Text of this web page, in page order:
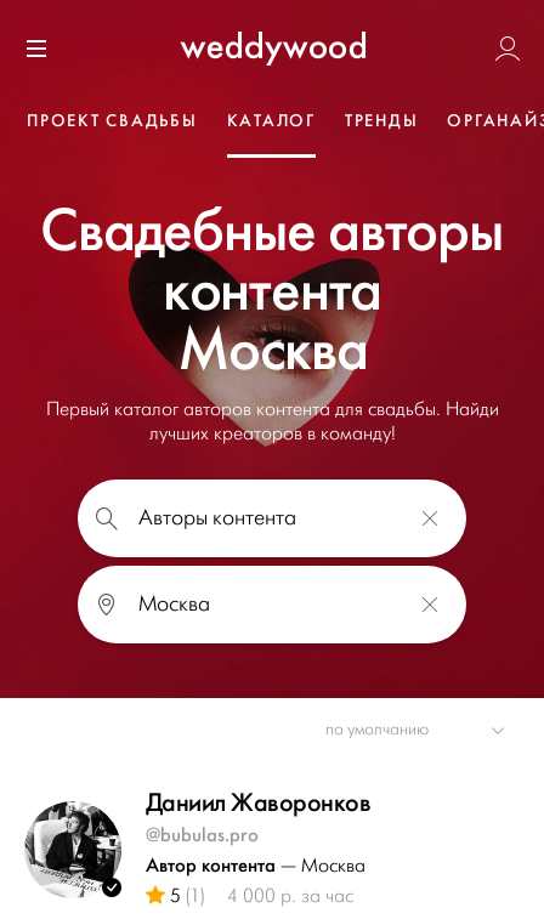
к содержанию
Weddywood
ПРОЕКТ СВАДЬБЫ КАТАЛОГ ТРЕНДЫ
Свадебные авторы
контента
Москва
Первый каталог авторов контента для свадьбы. Найди
лучших креаторов в команду!
Даниил Жаворонков
@bubulas.pro
Автор контента — Москва
5 (1) 4 000 р. за час